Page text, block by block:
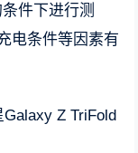
件下进行测
电条件等因素有
Z TriFold